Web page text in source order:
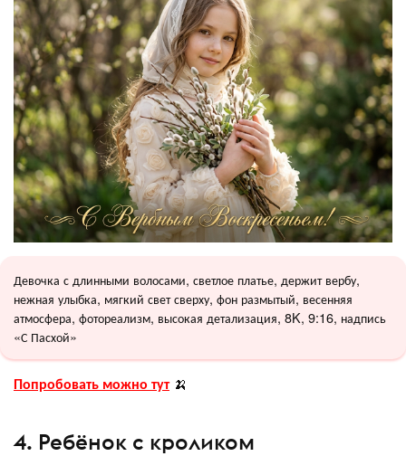
Девочка с длинными волосами, светлое платье, держит вербу,
нежная улыбка, мягкий свет сверху, фон размытый, весенняя
атмосфера, фотореализм, высокая детализация, 8K, 9:16, надпись
«С Пасхой»
Попробовать можно тут🍌
4. Ребёнок с кроликом